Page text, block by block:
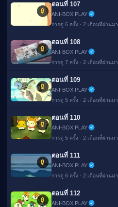
🔒
ตอนที่ 107
ANI-BOX PLAY
การดู 6 ครั้ง · 2 เดือนที่ผ่านมา
🔒
ตอนที่ 108
ANI-BOX PLAY
การดู 7 ครั้ง · 2 เดือนที่ผ่านมา
🔒
ตอนที่ 109
ANI-BOX PLAY
การดู 5 ครั้ง · 2 เดือนที่ผ่านมา
🔒
ตอนที่ 110
ANI-BOX PLAY
การดู 5 ครั้ง · 2 เดือนที่ผ่านมา
🔒
ตอนที่ 111
ANI-BOX PLAY
การดู 6 ครั้ง · 2 เดือนที่ผ่านมา
🔒
ตอนที่ 112
ANI-BOX PLAY